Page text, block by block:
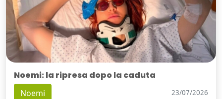
Noemi: la ripresa dopo la caduta
Noemi 23/07/2026